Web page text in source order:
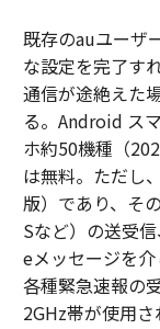
既存のauユーザ
な設定を完了す
通信が途絶えた
る。Android ス
ホ約50機種（
は無料。ただし
版）であり、そ
Sなど）の送受
eメッセージを
各種緊急速報の
2GHz帯が使用さ